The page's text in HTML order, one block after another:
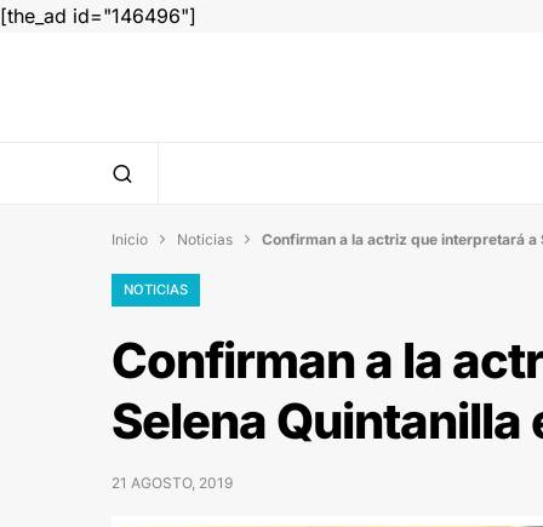
[the_ad id="146496"]
Inicio  Noticias  Confirman a la actriz que interpretará a
NOTICIAS
Confirman a la
Selena Quintanilla
21 AGOSTO, 2019